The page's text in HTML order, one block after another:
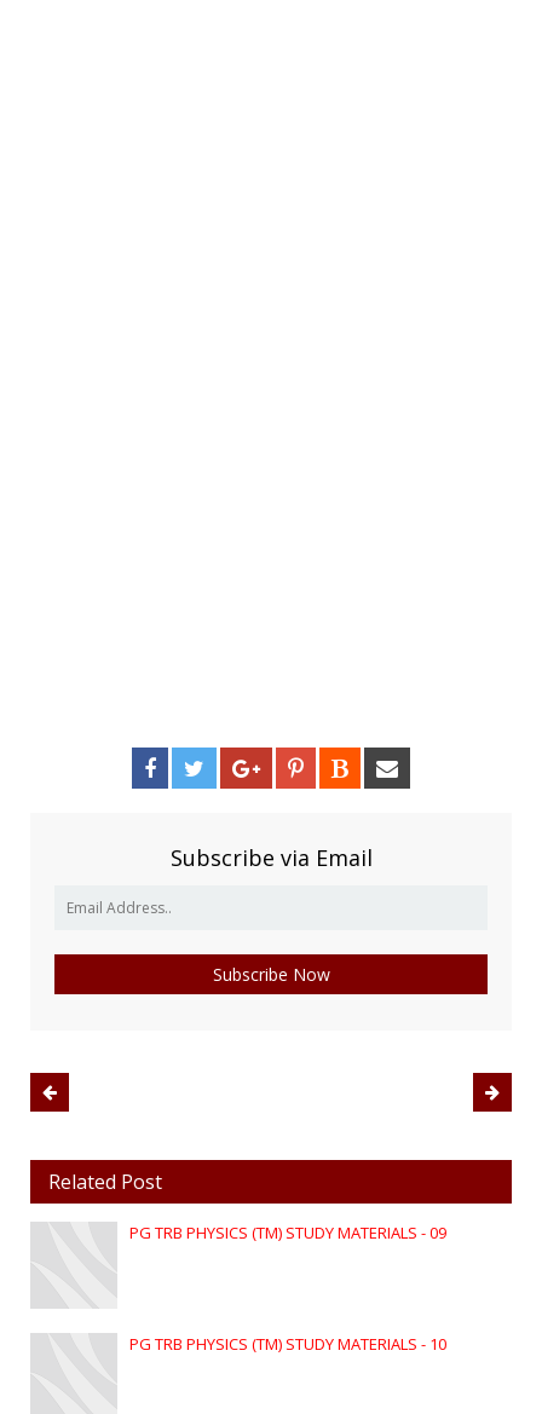
Subscribe via Email
Related Post
PG TRB PHYSICS (TM) STUDY MATERIALS - 09
PG TRB PHYSICS (TM) STUDY MATERIALS - 10